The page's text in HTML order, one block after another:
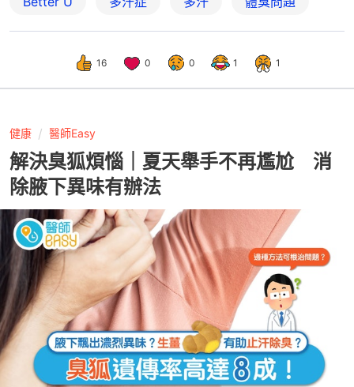
16 0 0 1 1
健康 醫師Easy
解決臭狐煩惱｜夏天舉手不再尷尬 消
除腋下異味有辦法